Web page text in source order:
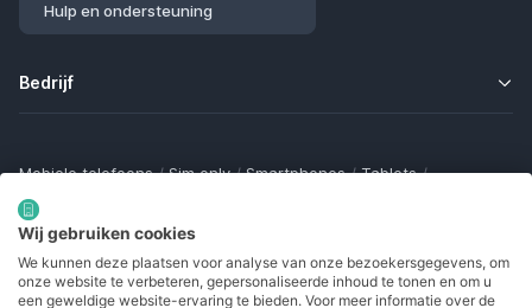
Hulp en ondersteuning
Bedrijf
Mobiele telefoons / Sim only / Smartphones / Tablets /
Smartwatches
Bluetooth trackers / Opladers
Samsung Galaxy
Gamingtelefoons / Foldables / Robuuste telefoons /
Seniorentelefoons / Waterdichte telefoons / Refurbished
Wij gebruiken cookies
We kunnen deze plaatsen voor analyse van onze bezoekersgegevens, om
onze website te verbeteren, gepersonaliseerde inhoud te tonen en om u
een geweldige website-ervaring te bieden. Voor meer informatie over de